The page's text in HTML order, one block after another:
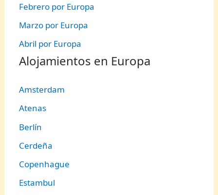
Febrero por Europa
Marzo por Europa
Abril por Europa
Alojamientos en Europa
Amsterdam
Atenas
Berlín
Cerdeña
Copenhague
Estambul